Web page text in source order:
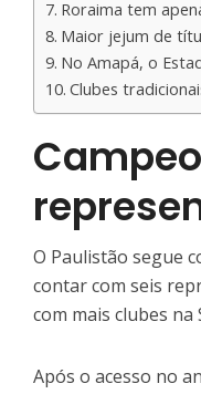
Roraima tem
Maior jejum de
No Amapá, o
Clubes
O Paulistão segue
contar com seis
com mais clubes na
Após o acesso no